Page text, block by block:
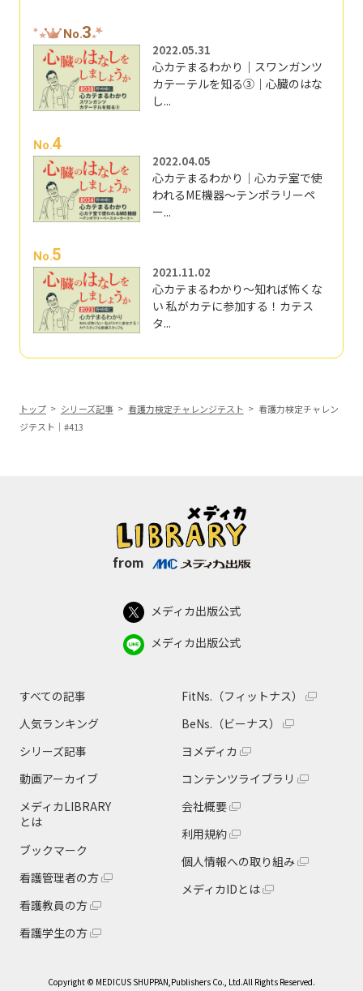
No.3
2022.05.31
心カテまるわかり｜スワンガンツ
カテーテルを知る③｜心臓のはな
し...
No.4
2022.04.05
心カテまるわかり｜心カテ室で使
われるME機器～テンポラリーペ
ー...
No.5
2021.11.02
心カテまるわかり～知れば怖くな
い 私がカテに参加する！カテス
タ...
トップ シリーズ記事 看護力検定チャレンジテスト
看護力検定チャレン
ジテスト｜#413
from
メディカ出版公式
メディカ出版公式
すべての記事
人気ランキング
シリーズ記事
動画アーカイブ
メディカLIBRARY
とは
ブックマーク
看護管理者の方
看護教員の方
看護学生の方
FitNs.（フィットナス）
BeNs.（ビーナス）
ヨメディカ
コンテンツライブラリ
会社概要
利用規約
個人情報への取り組み
メディカIDとは
Copyright © MEDICUS SHUPPAN,Publishers Co., Ltd.All Rights Reserved.